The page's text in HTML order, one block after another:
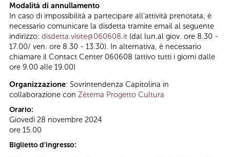
Modalità di annullamento
In caso di impossibilità a partecipare all’attività prenotata, è
necessario comunicare la disdetta tramite email al seguente
indirizzo: disdetta.visite@060608.it (dal lun.al giov. ore 8.30 -
17.00/ ven. ore 8.30 - 13.30). In alternativa, è necessario
chiamare il Contact Center 060608 (attivo tutti i giorni dalle
ore 9.00 alle 19.00)
Organizzazione: Sovrintendenza Capitolina in
collaborazione con Zètema Progetto Cultura
Orario:
Giovedì 28 novembre 2024
ore 15.00
Biglietto d'ingresso: